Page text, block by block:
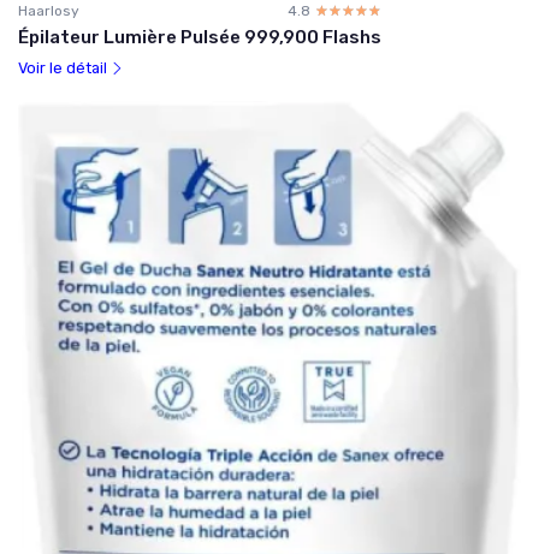
Haarlosy 4.8 ☆☆☆☆☆
★★★★★
Épilateur Lumière Pulsée 999,900 Flashs
Voir le détail